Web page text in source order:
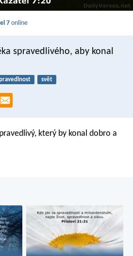
7online
spravedlivého, aby konal
svět
který by konal dobro a